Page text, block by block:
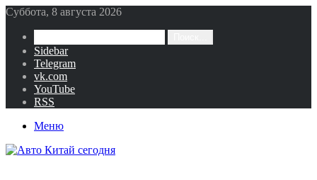
Суббота, 8 августа 2026
Sidebar
Telegram
vk.com
YouTube
RSS
Меню